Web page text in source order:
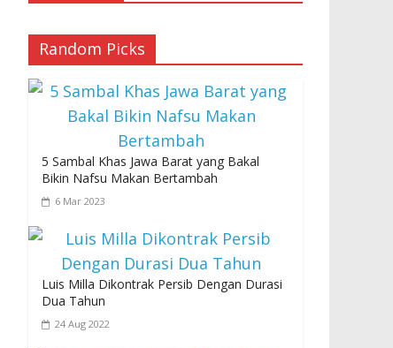
Random Picks
5 Sambal Khas Jawa Barat yang Bakal
Bikin Nafsu Makan Bertambah
6 Mar 2023
Luis Milla Dikontrak Persib Dengan Durasi
Dua Tahun
24 Aug 2022